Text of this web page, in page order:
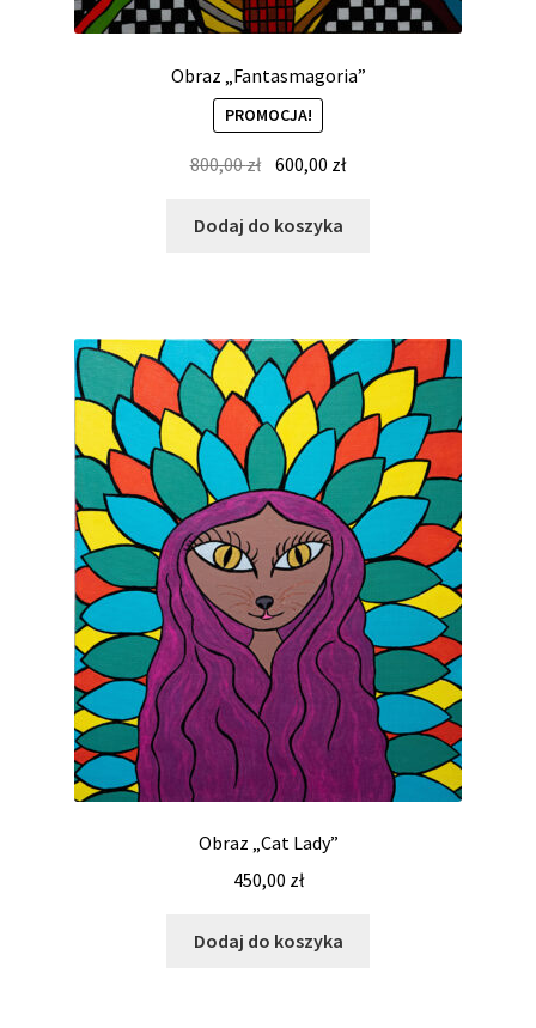
Obraz „Fantasmagoria”
PROMOCJA!
800,00zł Pierwotna
wynosiła:
600,00 złAktualna
Dodaj do koszyka
Obraz „Cat Lady”
450,00 zł
Dodaj do koszyka